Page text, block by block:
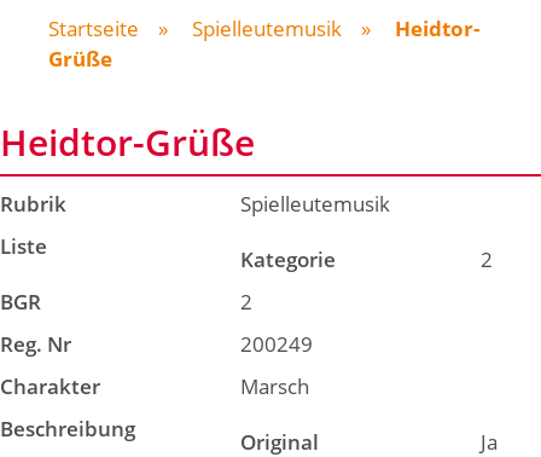
Startseite » Spielleutemusik » Heidtor-
Grüße
Heidtor-Grüße
Rubrik
Spielleutemusik
Liste
Kategorie
2
BGR
2
Reg. Nr
200249
Charakter
Marsch
Beschreibung
Original
Ja